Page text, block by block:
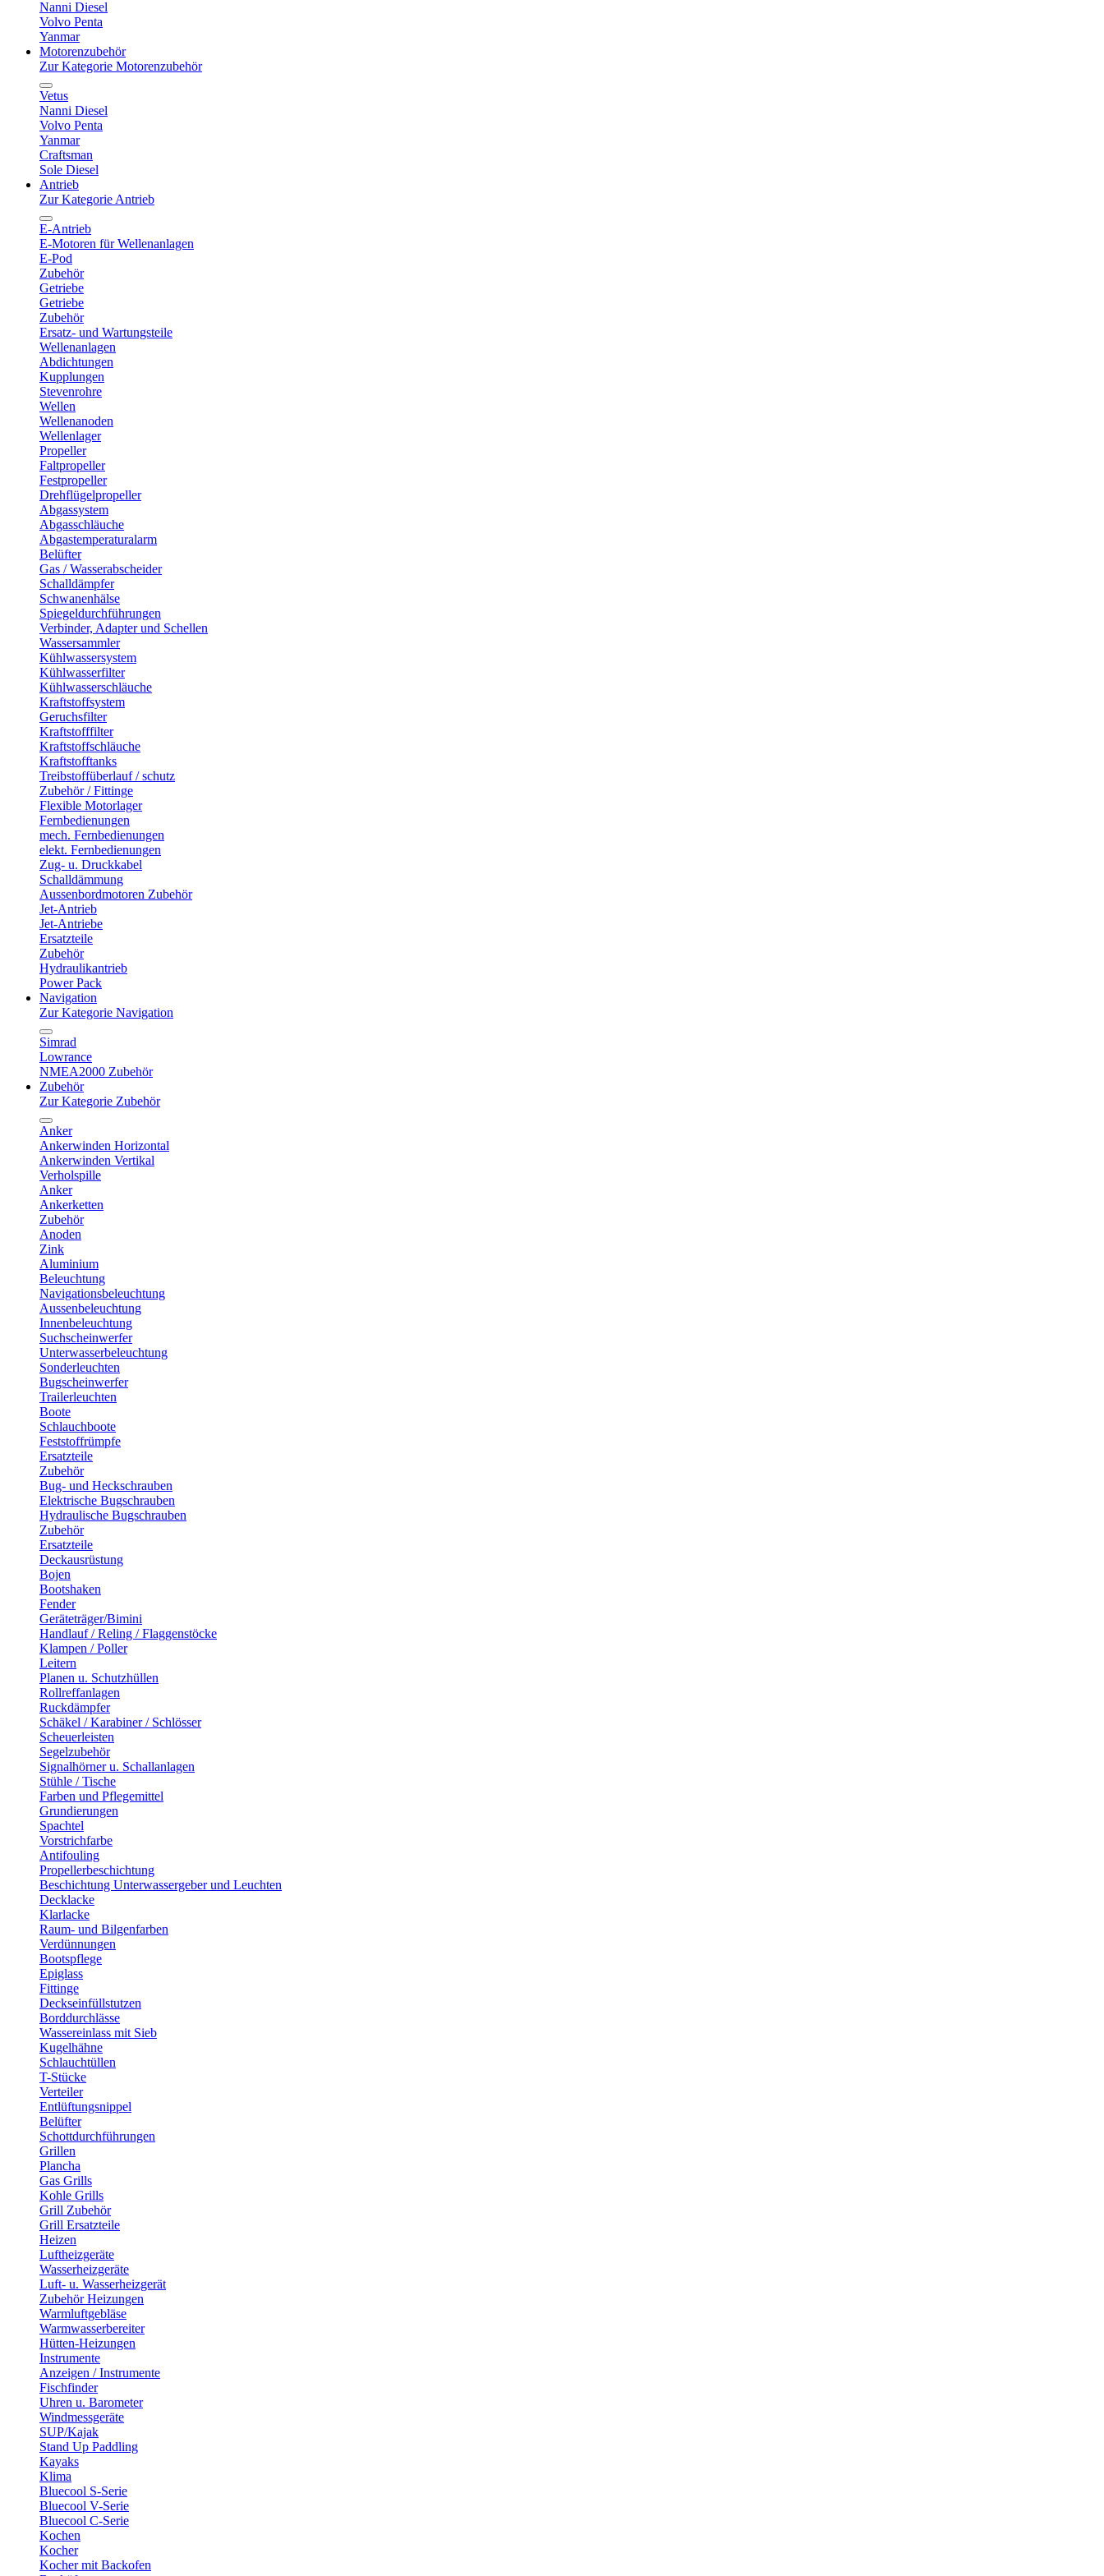
Nanni Diesel
Volvo Penta
Yanmar
Motorenzubehör
Zur Kategorie Motorenzubehör
Vetus
Nanni Diesel
Volvo Penta
Yanmar
Craftsman
Sole Diesel
Antrieb
Zur Kategorie Antrieb
E-Antrieb
E-Motoren für Wellenanlagen
E-Pod
Zubehör
Getriebe
Getriebe
Zubehör
Ersatz- und Wartungsteile
Wellenanlagen
Abdichtungen
Kupplungen
Stevenrohre
Wellen
Wellenanoden
Wellenlager
Propeller
Faltpropeller
Festpropeller
Drehflügelpropeller
Abgassystem
Abgasschläuche
Abgastemperaturalarm
Belüfter
Gas / Wasserabscheider
Schalldämpfer
Schwanenhälse
Spiegeldurchführungen
Verbinder, Adapter und Schellen
Wassersammler
Kühlwassersystem
Kühlwasserfilter
Kühlwasserschläuche
Kraftstoffsystem
Geruchsfilter
Kraftstofffilter
Kraftstoffschläuche
Kraftstofftanks
Treibstoffüberlauf / schutz
Zubehör / Fittinge
Flexible Motorlager
Fernbedienungen
mech. Fernbedienungen
elekt. Fernbedienungen
Zug- u. Druckkabel
Schalldämmung
Aussenbordmotoren Zubehör
Jet-Antrieb
Jet-Antriebe
Ersatzteile
Zubehör
Hydraulikantrieb
Power Pack
Navigation
Zur Kategorie Navigation
Simrad
Lowrance
NMEA2000 Zubehör
Zubehör
Zur Kategorie Zubehör
Anker
Ankerwinden Horizontal
Ankerwinden Vertikal
Verholspille
Anker
Ankerketten
Zubehör
Anoden
Zink
Aluminium
Beleuchtung
Navigationsbeleuchtung
Aussenbeleuchtung
Innenbeleuchtung
Suchscheinwerfer
Unterwasserbeleuchtung
Sonderleuchten
Bugscheinwerfer
Trailerleuchten
Boote
Schlauchboote
Feststoffrümpfe
Ersatzteile
Zubehör
Bug- und Heckschrauben
Elektrische Bugschrauben
Hydraulische Bugschrauben
Zubehör
Ersatzteile
Deckausrüstung
Bojen
Bootshaken
Fender
Geräteträger/Bimini
Handlauf / Reling / Flaggenstöcke
Klampen / Poller
Leitern
Planen u. Schutzhüllen
Rollreffanlagen
Ruckdämpfer
Schäkel / Karabiner / Schlösser
Scheuerleisten
Segelzubehör
Signalhörner u. Schallanlagen
Stühle / Tische
Farben und Pflegemittel
Grundierungen
Spachtel
Vorstrichfarbe
Antifouling
Propellerbeschichtung
Beschichtung Unterwassergeber und Leuchten
Decklacke
Klarlacke
Raum- und Bilgenfarben
Verdünnungen
Bootspflege
Epiglass
Fittinge
Deckseinfüllstutzen
Borddurchlässe
Wassereinlass mit Sieb
Kugelhähne
Schlauchtüllen
T-Stücke
Verteiler
Entlüftungsnippel
Belüfter
Schottdurchführungen
Grillen
Plancha
Gas Grills
Kohle Grills
Grill Zubehör
Grill Ersatzteile
Heizen
Luftheizgeräte
Wasserheizgeräte
Luft- u. Wasserheizgerät
Zubehör Heizungen
Warmluftgebläse
Warmwasserbereiter
Hütten-Heizungen
Instrumente
Anzeigen / Instrumente
Fischfinder
Uhren u. Barometer
Windmessgeräte
SUP/Kajak
Stand Up Paddling
Kayaks
Klima
Bluecool S-Serie
Bluecool V-Serie
Bluecool C-Serie
Kochen
Kocher
Kocher mit Backofen